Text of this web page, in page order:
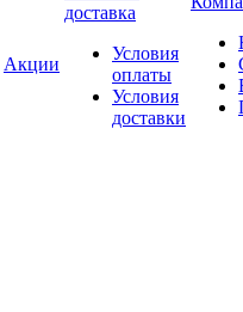
Акции
доставка
Условия
оплаты
Условия
доставки